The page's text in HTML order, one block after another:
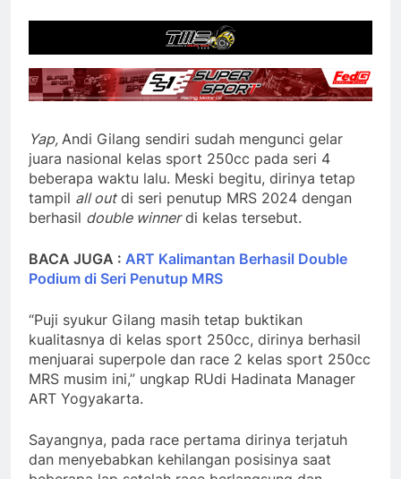
Yap, Andi Gilang sendiri sudah mengunci gelar
juara nasional kelas sport 250cc pada seri 4
beberapa waktu lalu. Meski begitu, dirinya tetap
tampil all outdi seri penutup MRS 2024 dengan
berhasil double winnerdi kelas tersebut.
BACA JUGA : ART Kalimantan Berhasil Double
Podium di Seri Penutup MRS
“Puji syukur Gilang masih tetap buktikan
kualitasnya di kelas sport 250cc, dirinya berhasil
menjuarai superpole dan race 2 kelas sport 250cc
MRS musim ini,” ungkap RUdi Hadinata Manager
ART Yogyakarta.
Sayangnya, pada race pertama dirinya terjatuh
dan menyebabkan kehilangan posisinya saat